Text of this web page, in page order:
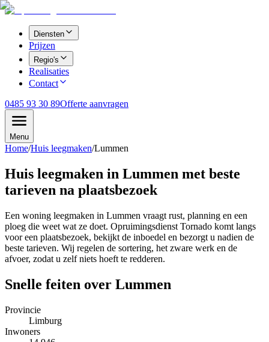
Diensten
Prijzen
Regio's
Realisaties
Contact
0485 93 30 89Offerte aanvragen
Menu
Home/Huis leegmaken/Lummen
Huis leegmaken in Lummen met beste
tarieven na plaatsbezoek
Een woning leegmaken in Lummen vraagt rust, planning en een
ploeg die weet wat ze doet. Opruimingsdienst Tornado komt langs
voor een plaatsbezoek, bekijkt de inboedel en bezorgt u nadien de
beste tarieven. Wij regelen de sortering, het zware werk en de
afvoer, zodat u zelf niets hoeft te redderen.
Snelle feiten over Lummen
Provincie
Limburg
Inwoners